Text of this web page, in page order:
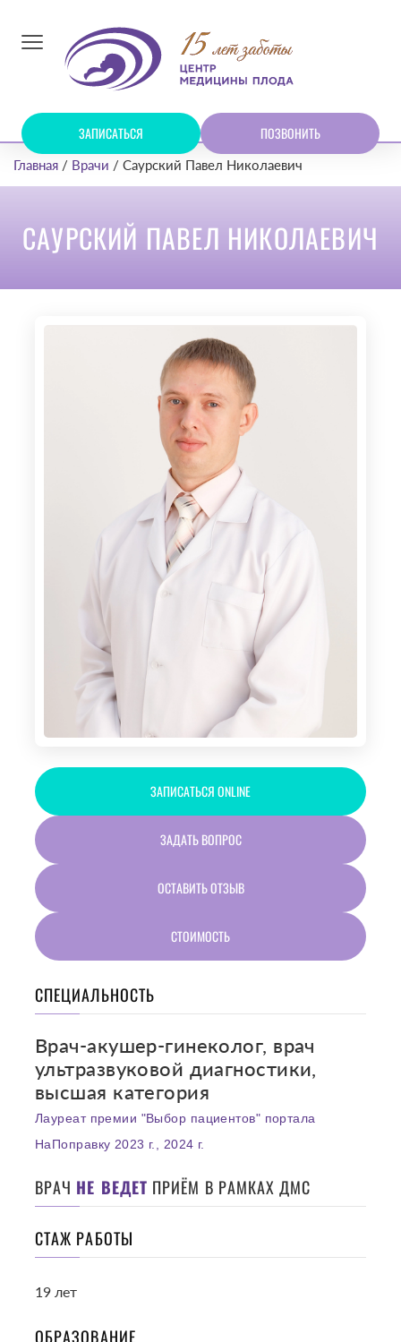
ЗАПИСАТЬСЯ ПОЗВОНИТЬ
Главная Врачи Саурский Павел Николаевич
САУРСКИЙ ПАВЕЛ НИКОЛАЕВИЧ
ЗАПИСАТЬСЯ ONLINE
ЗАДАТЬ ВОПРОС
ОСТАВИТЬ ОТЗЫВ
СТОИМОСТЬ
СПЕЦИАЛЬНОСТЬ
Врач-акушер-гинеколог, врач
ультразвуковой диагностики,
высшая категория
Лауреат премии "Выбор пациентов" портала
НаПоправку 2023 г., 2024 г.
ВРАЧ НЕ ВЕДЕТ ПРИЁМ В РАМКАХ ДМС
СТАЖ РАБОТЫ
19 лет
ОБРАЗОВАНИЕ